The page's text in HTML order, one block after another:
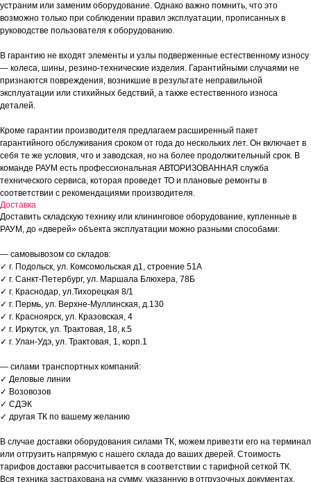
устраним или заменим оборудование. Однако важно помнить, что это
возможно только при соблюдении правил эксплуатации, прописанных в
руководстве пользователя к оборудованию.
В гарантию не входят элементы и узлы подверженные естественному износу
— колеса, шины, резино-технические изделия. Гарантийными случаями не
признаются повреждения, возникшие в результате неправильной
эксплуатации или стихийных бедствий, а также естественного износа
деталей.
Кроме гарантии производителя предлагаем расширенный пакет
гарантийного обслуживания сроком от года до нескольких лет. Он включает в
себя те же условия, что и заводская, но на более продолжительный срок. В
команде РАУМ есть профессиональная АВТОРИЗОВАННАЯ служба
технического сервиса, которая проведет ТО и плановые ремонты в
соответствии с рекомендациями производителя.
Доставка
Доставить складскую технику или клининговое оборудование, купленные в
РАУМ, до «дверей» объекта эксплуатации можно разными способами:
— самовывозом со складов:
✓ г. Подольск, ул. Комсомольская д1, строение 51А
✓ г. Санкт-Петербург, ул. Маршала Блюхера, 78Б
✓ г. Краснодар, ул.Тихорецкая 8/1
✓ г. Пермь, ул. Верхне-Муллинская, д.130
✓ г. Красноярск, ул. Кразовская, 4
✓ г. Иркутск, ул. Трактовая, 18, к.5
✓ г. Улан-Удэ, ул. Трактовая, 1, корп.1
— силами транспортных компаний:
✓ Деловые линии
✓ Возовозов
✓ СДЭК
✓ другая ТК по вашему желанию
В случае доставки оборудования силами ТК, можем привезти его на терминал
или отгрузить напрямую с нашего склада до ваших дверей. Стоимость
тарифов доставки рассчитывается в соответствии с тарифной сеткой ТК.
Вся техника застрахована на сумму, указанную в отгрузочных документах.